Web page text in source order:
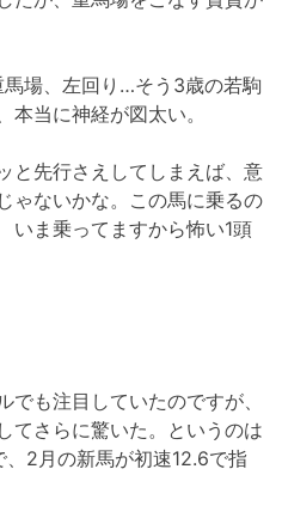
場、左回り…そう3歳の若駒
当に神経が図太い。
と先行さえしてしまえば、意
ゃないかな。この馬に乗るの
ま乗ってますから怖い1頭
も注目していたのですが、
てさらに驚いた。というのは
2月の新馬が初速12.6で指